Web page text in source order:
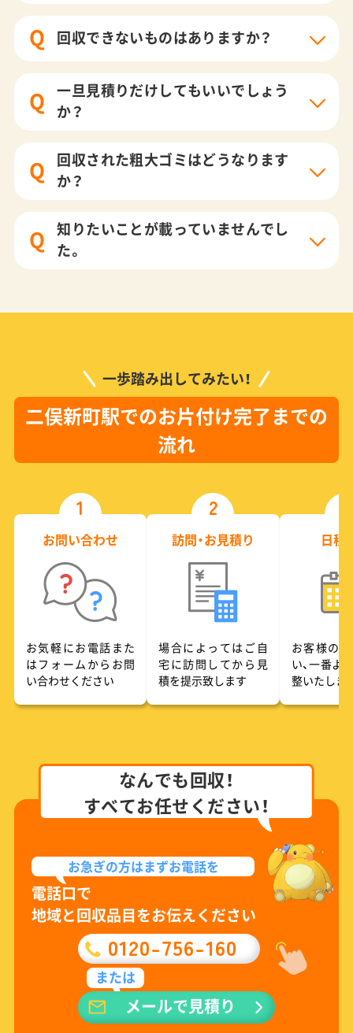
Q 回収できないものはありますか？
Q
一旦見積りだけしてもいいでしょう
か？
Q
回収された粗大ゴミはどうなります
か？
Q
知りたいことが載っていませんでし
た。
一歩踏み出してみたい！
二俣新町駅でのお片付け完了までの
流れ
1
お問い合わせ
お気軽にお電話また
はフォームからお問
い合わせください
2
訪問・お見積り
場合によってはご自
宅に訪問してから見
積を提示致します
日程
お客様の
い、一番よ
整いたしま
なんでも回収！
すべてお任せください！
お急ぎの方はまずお電話を
電話口で
地域と回収品目をお伝えください
0120-756-160
または
メールで見積り